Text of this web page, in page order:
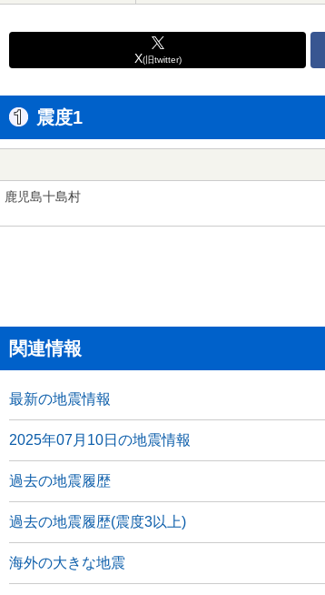
X(旧twitter)
震度1
鹿児島十島村
関連情報
最新の地震情報
2025年07月10日の地震情報
過去の地震履歴
過去の地震履歴(震度3以上)
海外の大きな地震